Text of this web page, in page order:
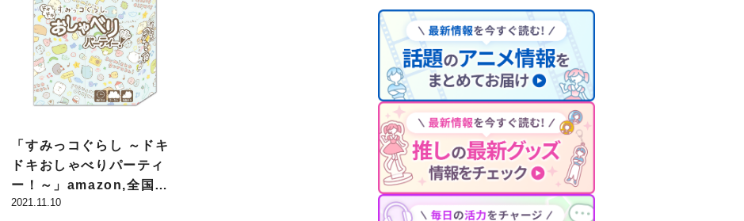
「すみっコぐらし ～ドキ
ドキおしゃべりパーティ
ー！～」amazon,全国カ
ードゲームSHOP等で12
2021.11.10